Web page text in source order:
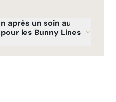
après un soin au
les Bunny Lines